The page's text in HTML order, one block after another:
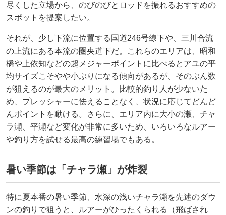
尽くした立場から、のびのびとロッドを振れるおすすめの
スポットを提案したい。
それが、少し下流に位置する国道246号線下や、三川合流
の上流にある本流の圏央道下だ。これらのエリアは、昭和
橋や上依知などの超メジャーポイントに比べるとアユの平
均サイズこそやや小ぶりになる傾向があるが、そのぶん数
が狙えるのが最大のメリット。比較的釣り人が少ないた
め、プレッシャーに怯えることなく、状況に応じてどんど
んポイントを動ける。さらに、エリア内に大小の瀬、チャ
ラ瀬、平瀬など変化が非常に多いため、いろいろなルアー
や釣り方を試せる最高の練習場でもある。
暑い季節は「チャラ瀬」が炸裂
特に夏本番の暑い季節、水深の浅いチャラ瀬を先述のダウ
ンの釣りで狙うと、ルアーがひったくられる（飛ばされ